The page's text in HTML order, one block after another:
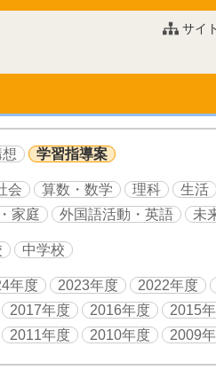
文へ
サイ
学習指導案
会 算数・数学 理科 生活
家庭 外国語活動・英語 未
中学校
年度 2023年度 2022年度
2017年度 2016年度 2015
2011年度 2010年度 2009